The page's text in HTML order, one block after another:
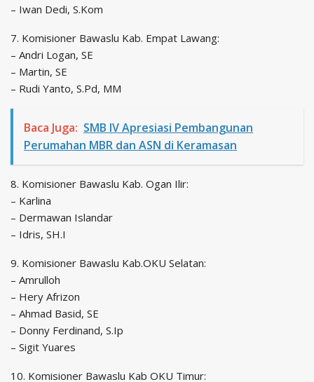
– Iwan Dedi, S.Kom
7. Komisioner Bawaslu Kab. Empat Lawang:
– Andri Logan, SE
– Martin, SE
– Rudi Yanto, S.Pd, MM
Baca Juga: SMB IV Apresiasi Pembangunan
Perumahan MBR dan ASN di Keramasan
8. Komisioner Bawaslu Kab. Ogan Ilir:
– Karlina
– Dermawan Islandar
– Idris, SH.I
9. Komisioner Bawaslu Kab.OKU Selatan:
– Amrulloh
– Hery Afrizon
– Ahmad Basid, SE
– Donny Ferdinand, S.Ip
– Sigit Yuares
10. Komisioner Bawaslu Kab OKU Timur: